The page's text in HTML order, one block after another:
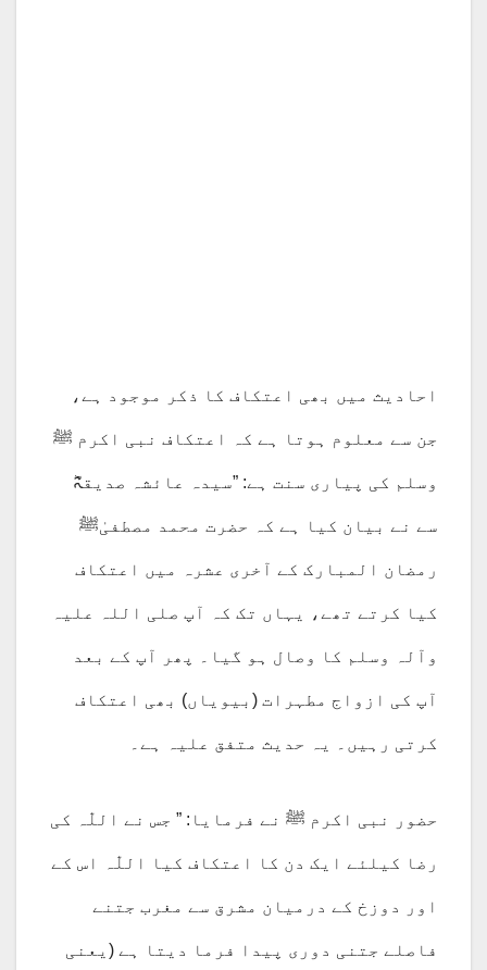
احادیث میں بھی اعتکاف کا ذکر موجود ہے،
جن سے معلوم ہوتا ہے کہ اعتکاف نبی اکرم ﷺ
وسلم کی پیاری سنت ہے: ”سیدہ عائشہ صدیقہؓ
سے نے بیان کیا ہے کہ حضرت محمد مصطفیٰﷺ
رمضان المبارک کے آخری عشرہ میں اعتکاف
کیا کرتے تھے، یہاں تک کہ آپ صلی اللہ علیہ
وآلہ وسلم کا وصال ہو گیا۔ پھر آپ کے بعد
آپ کی ازواج مطہرات (بیویاں) بھی اعتکاف
کرتی رہیں۔ یہ حدیث متفق علیہ ہے۔
حضور نبی اکرم ﷺ نے فرمایا: ” جس نے اللّٰہ کی
رضا کیلئے ایک دن کا اعتکاف کیا اللّٰہ اس کے
اور دوزخ کے درمیان مشرق سے مغرب جتنے
فاصلے جتنی دوری پیدا فرما دیتا ہے (یعنی